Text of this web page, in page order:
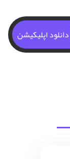
دانلود اپلیکیشن